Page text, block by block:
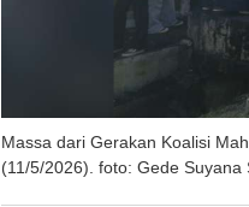
Massa dari Gerakan Koalisi
(11/5/2026). foto: Gede Suyana